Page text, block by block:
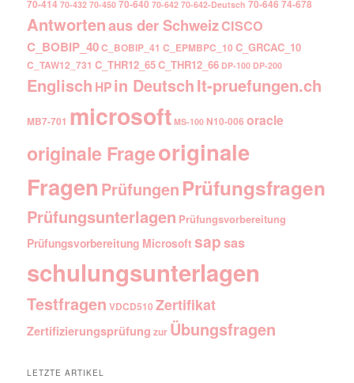
70-414 70-432 70-450 70-640 70-642 70-642-Deutsch 70-646 74-678
Antwortenaus der SchweizCISCO
C_BOBIP_40C_BOBIP_41 C_EPMBPC_10 C_GRCAC_10
C_TAW12_731 C_THR12_65C_THR12_66 DP-100 DP-200
Englisch HPin DeutschIt-pruefungen.ch
MB7-701 microsoft MS-100 N10-006 oracle
originale Frageoriginale
Fragen Prüfungen Prüfungsfragen
Prüfungsunterlagen Prüfungsvorbereitung
Prüfungsvorbereitung Microsoft sapsas
schulungsunterlagen
Testfragen VDCD510 Zertifikat
Zertifizierungsprüfung zur Übungsfragen
LETZTE ARTIKEL